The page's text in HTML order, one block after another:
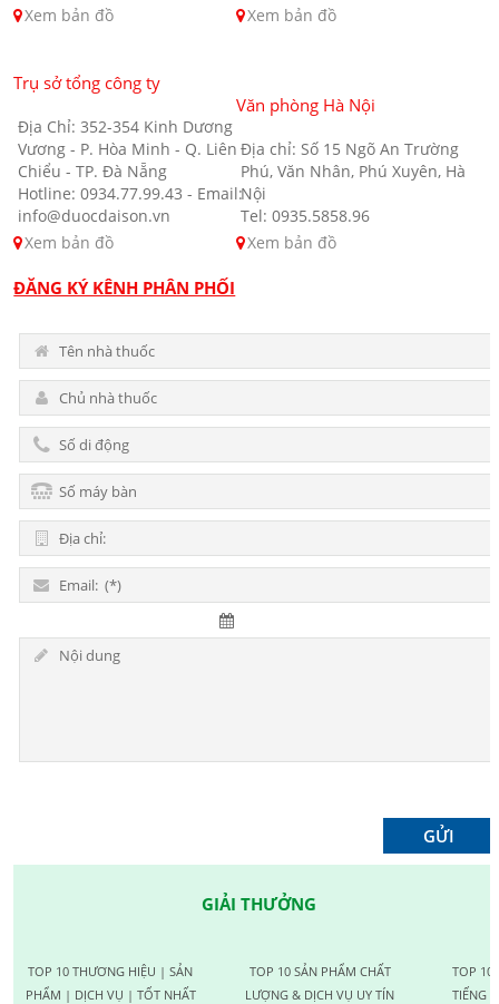
Xem bản đồ
Xem bản đồ
Trụ sở tổng công ty
Địa Chỉ: 352-354 Kinh Dương
Vương - P. Hòa Minh - Q. Liên
Chiểu - TP. Đà Nẵng
Hotline: 0934.77.99.43 - Email:
info@duocdaison.vn
Xem bản đồ
Văn phòng Hà Nội
Địa chỉ: Số 15 Ngõ An Trường
Phú, Văn Nhân, Phú Xuyên, Hà
Nội
Tel: 0935.5858.96
Xem bản đồ
ĐĂNG KÝ KÊNH PHÂN PHỐI
GIẢI THƯỞNG
TOP 10 THƯƠNG HIỆU | SẢN
PHẨM | DỊCH VỤ | TỐT NHẤT
TOP 10 SẢN PHẨM CHẤT
LƯỢNG & DỊCH VỤ UY TÍN
TOP 10
TIẾNG